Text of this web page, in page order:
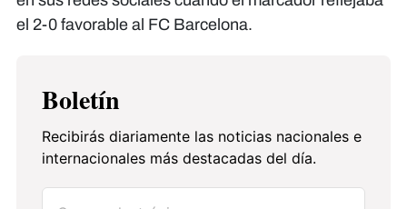
el 2-0 favorable al FC Barcelona.
Boletín
Recibirás diariamente las noticias nacionales e
internacionales más destacadas del día.